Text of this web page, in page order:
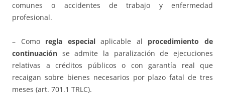
comunes o accidentes de trabajo y enfermedad
profesional.
– Como regla especialaplicable al procedimiento de
continuación se admite la paralización de ejecuciones
relativas a créditos públicos o con garantía real que
recaigan sobre bienes necesarios por plazo fatal de tres
meses (art. 701.1 TRLC).